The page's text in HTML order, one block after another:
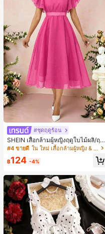
#ชุดฤดูร้อน
SHEIN เสื้อกล้ามผู้หญิงฤดูใบไม้ผลิ/ฤดูร้
อน ใหม่ สไตล์มินิมอลลำลองหรูหรา สีบ
ล็อก ลายจุด คอวี แพตช์เวิร์ก ชายระบา
ย แขนกุด ทรงเข้ารูป อเนกประสงค์, เสื้อ
หญิง, เสื้อเที่ยวพักผ่อนผู้หญิง
#4 ขายดี ใน ใหม่ เสื้อกล้ามผู้หญิง & Camis
฿124 -4%